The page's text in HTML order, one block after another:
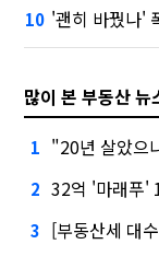
10 '괜히 바꿨나'
많이 본 부동산 뉴
1 "20년 살았으
2 32억 '마래푸'
3 [부동산세 대